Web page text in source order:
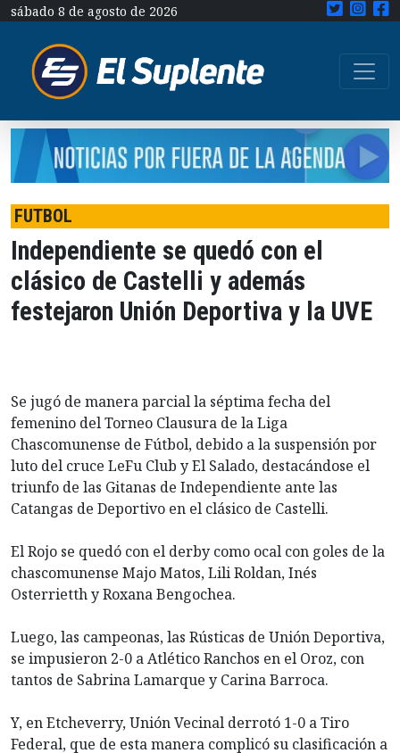
sábado 8 de agosto de 2026
FUTBOL
Independiente se quedó con el
clásico de Castelli y además
festejaron Unión Deportiva y la UVE
Se jugó de manera parcial la séptima fecha del
femenino del Torneo Clausura de la Liga
Chascomunense de Fútbol, debido a la suspensión por
luto del cruce LeFu Club y El Salado, destacándose el
triunfo de las Gitanas de Independiente ante las
Catangas de Deportivo en el clásico de Castelli.
El Rojo se quedó con el derby como ocal con goles de la
chascomunense Majo Matos, Lili Roldan, Inés
Osterrietth y Roxana Bengochea.
Luego, las campeonas, las Rústicas de Unión Deportiva,
se impusieron 2-0 a Atlético Ranchos en el Oroz, con
tantos de Sabrina Lamarque y Carina Barroca.
Y, en Etcheverry, Unión Vecinal derrotó 1-0 a Tiro
Federal, que de esta manera complicó su clasificación a